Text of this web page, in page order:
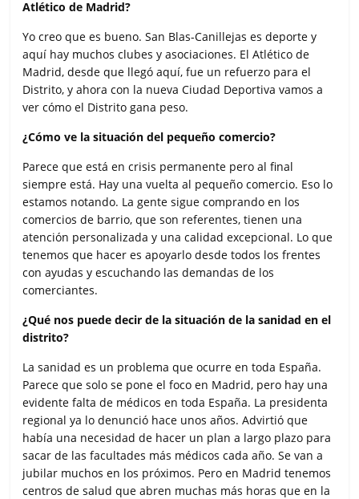
Atlético de Madrid?
Yo creo que es bueno. San Blas-Canillejas es deporte y
aquí hay muchos clubes y asociaciones. El Atlético de
Madrid, desde que llegó aquí, fue un refuerzo para el
Distrito, y ahora con la nueva Ciudad Deportiva vamos a
ver cómo el Distrito gana peso.
¿Cómo ve la situación del pequeño comercio?
Parece que está en crisis permanente pero al final
siempre está. Hay una vuelta al pequeño comercio. Eso lo
estamos notando. La gente sigue comprando en los
comercios de barrio, que son referentes, tienen una
atención personalizada y una calidad excepcional. Lo que
tenemos que hacer es apoyarlo desde todos los frentes
con ayudas y escuchando las demandas de los
comerciantes.
¿Qué nos puede decir de la situación de la sanidad en el
distrito?
La sanidad es un problema que ocurre en toda España.
Parece que solo se pone el foco en Madrid, pero hay una
evidente falta de médicos en toda España. La presidenta
regional ya lo denunció hace unos años. Advirtió que
había una necesidad de hacer un plan a largo plazo para
sacar de las facultades más médicos cada año. Se van a
jubilar muchos en los próximos. Pero en Madrid tenemos
centros de salud que abren muchas más horas que en la